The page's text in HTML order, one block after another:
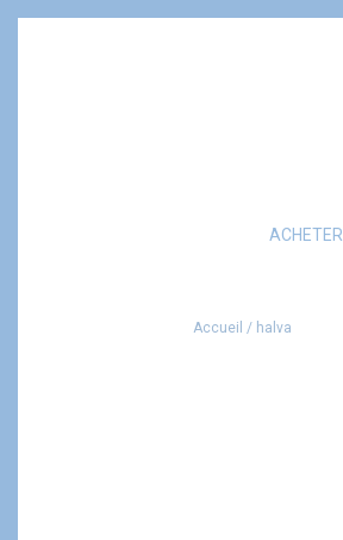
ACHETER
Accueil / halva